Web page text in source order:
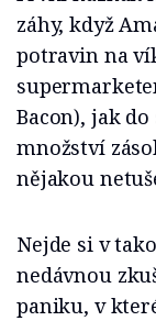
záhy, když
potravin na
Bacon), jak
množství
nějakou
Nejde si v
nedávnou
paniku, v